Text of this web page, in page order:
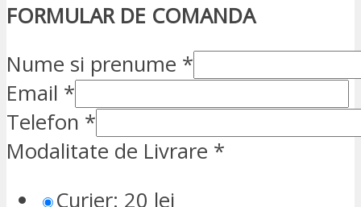
FORMULAR DE COMANDA
Nume si prenume *
Email *
Telefon *
Modalitate de Livrare *
Curier: 20 lei